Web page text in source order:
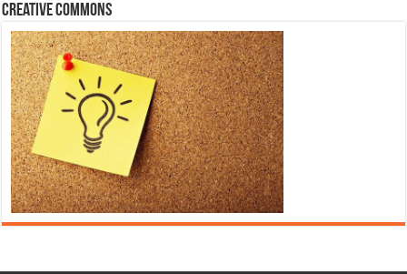
Creative Commons